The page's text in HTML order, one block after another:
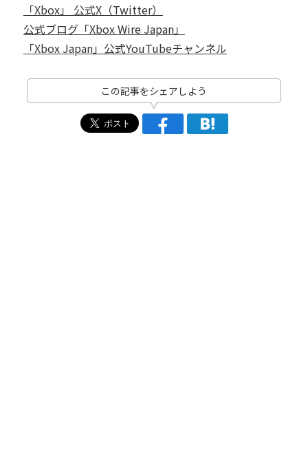
「Xbox」 公式X（Twitter）
公式ブログ「Xbox Wire Japan」
「Xbox Japan」公式YouTubeチャンネル
この記事をシェアしよう